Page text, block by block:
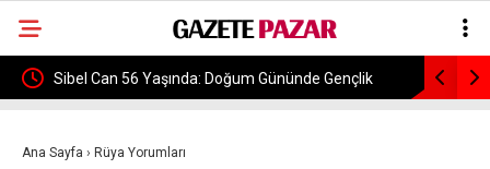
Sibel Can 56 Yaşında: Doğum Gününde Gençlik
Ana Sayfa › Rüya Yorumları